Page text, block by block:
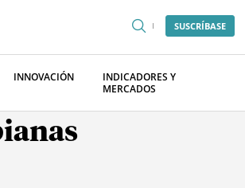
SUSCRÍBASE
INNOVACIÓN
INDICADORES Y
MERCADOS